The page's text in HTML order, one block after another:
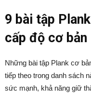
9 bài tập
cấp độ cơ bản
Những bài tập Plank cơ
tiếp theo trong danh sách
sức mạnh, khả năng giữ